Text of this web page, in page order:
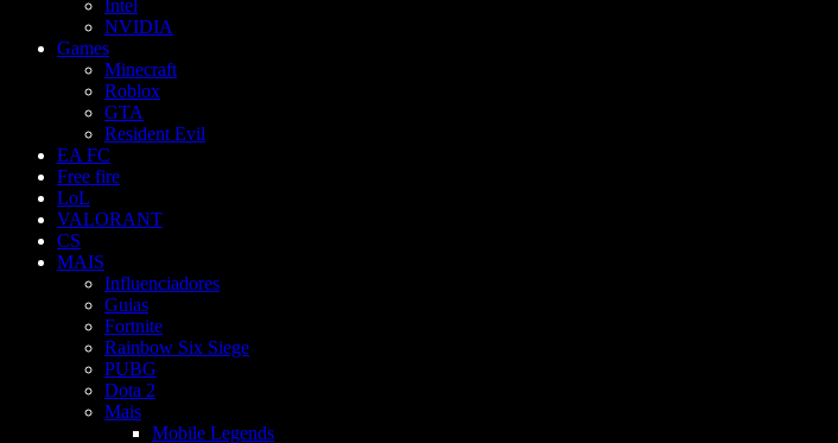
Intel
NVIDIA
Games
Minecraft
Roblox
GTA
Resident Evil
EA FC
Free fire
LoL
VALORANT
CS
MAIS
Influenciadores
Guias
Fortnite
Rainbow Six Siege
PUBG
Dota 2
Mais
Mobile Legends